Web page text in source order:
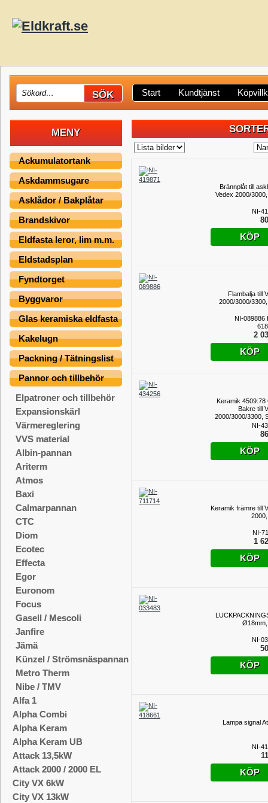
Start Kundtjänst
MENY
Ackumulatortank
Askdammsugare
Asklådor / Bakplåtar
Brandskivor
Eldfasta leror, lim m.m.
Eldstadsplan
Fyndtorget
Byggvaror
Glas keramiska eldfasta
Kakelugn
Packning / Tätningslist
Pannor och tillbehör
Elpatroner och tillbehör
Expansionskärl
Värmereglering
VVS material
Albin-pannan
Ariterm
Atmos
Baxi
Calmarpannan
CTC
Diom
Ecotec
Effecta
Egor
Euronom
Focus
Gasell / Mescoli
Janfire
Jämä
Künzel / Strömsnäspannan
Metro Therm
Nibe / TMV
Alfa 1
Alpha Combi
Alpha Keram
Alpha Keram UB
Attack 13,5kW
Attack 2000 / 2000 EL
City VX 6kW
City VX 13kW
Brännplåt till
Vedex 2000/
NI-
KÖP
Flambalja till
2000/3000/
NI-089886
2
KÖP
Keramik 4509:78
Bakre till
2000/3000/3300,
per NI-
KÖP
Keramik främre till
NI-
1
KÖP
Ø18mm,
NI-
KÖP
Lampa signal
NI-
KÖP